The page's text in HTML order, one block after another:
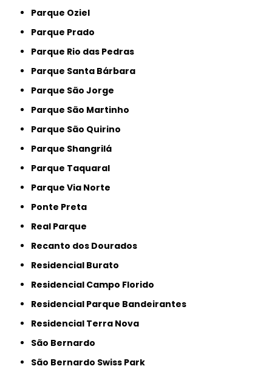
Parque Oziel
Parque Prado
Parque Rio das Pedras
Parque Santa Bárbara
Parque São Jorge
Parque São Martinho
Parque São Quirino
Parque Shangrilá
Parque Taquaral
Parque Via Norte
Ponte Preta
Real Parque
Recanto dos Dourados
Residencial Burato
Residencial Campo Florido
Residencial Parque Bandeirantes
Residencial Terra Nova
São Bernardo
São Bernardo Swiss Park